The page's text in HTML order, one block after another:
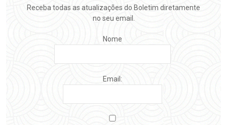
Receba todas as atualizações do Boletim diretamente
no seu email.
Nome
Email: